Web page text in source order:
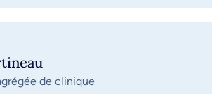
de clinique